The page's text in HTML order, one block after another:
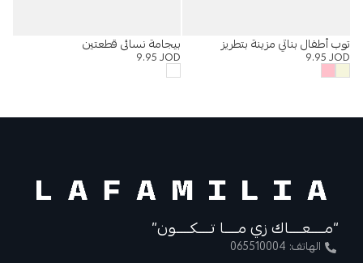
توب أطفال بناتي مزينة بتطريز
9.95JOD
بيجامة نسائي قطعتين
9.95JOD
“مــــعــــاك زي مــــا تــــكــــون”
الهاتف: 065510004